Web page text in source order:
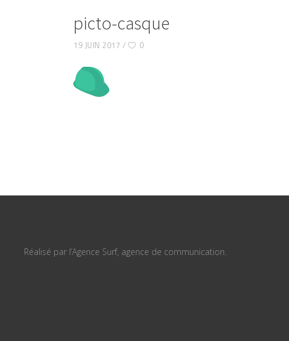
picto-casque
19 JUIN 2017 0
Réalisé par l’Agence Surf, agence de communication.